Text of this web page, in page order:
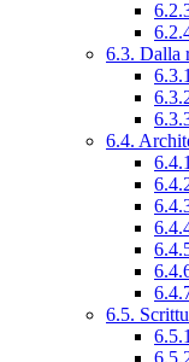
6.3. Dalla
6.4.
6.5.